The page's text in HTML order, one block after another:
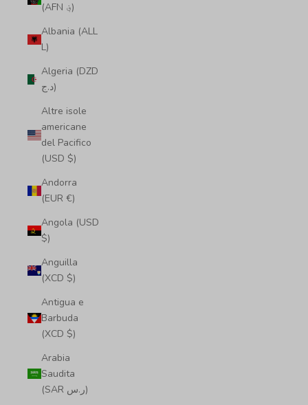
(AFN ؋)
Albania (ALL
L)
Algeria (DZD
د.ج)
Altre isole
americane
del Pacifico
(USD $)
Andorra
(EUR €)
Angola (USD
$)
Anguilla
(XCD $)
Antigua e
Barbuda
(XCD $)
Arabia
Saudita
(SAR ر.س)